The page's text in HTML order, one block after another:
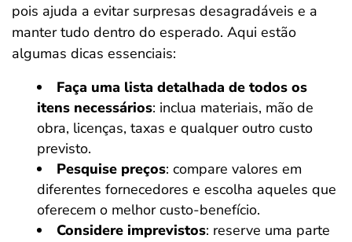
pois ajuda a evitar surpresas desagradáveis e a
manter tudo dentro do esperado. Aqui estão
algumas dicas essenciais:
Faça uma lista detalhada de todos os
itens necessários: inclua materiais, mão de
obra, licenças, taxas e qualquer outro custo
previsto.
Pesquise preços: compare valores em
diferentes fornecedores e escolha aqueles que
oferecem o melhor custo-benefício.
Considere imprevistos: reserve uma parte